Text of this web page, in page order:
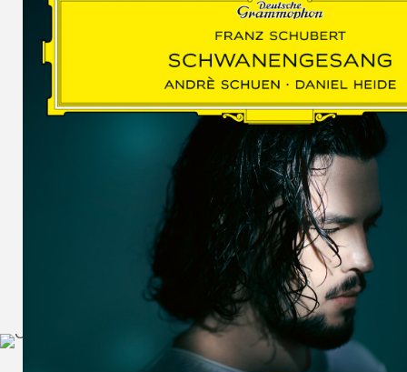
WOLF
MARTIN
SCHUMANN,
LIEDERKREIS
OP. 24
SECHS
MONOLOGE
AUS
JEDERMANN